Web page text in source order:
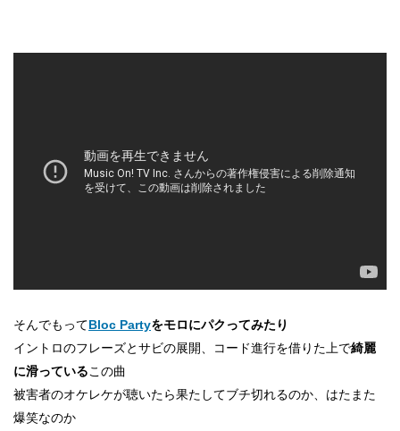
そんでもってBloc Partyをモロにパクってみたり
イントロのフレーズとサビの展開、コード進行を借りた上で綺麗
に滑っているこの曲
被害者のオケレケが聴いたら果たしてブチ切れるのか、はたまた
爆笑なのか